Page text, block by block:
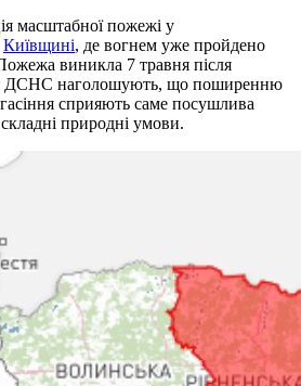
масштабної пожежі у
Київщині, де вогнем уже пройдено
виникла 7 травня після
у ДСНС наголошують, що поширенню
сприяють саме посушлива
природні умови.